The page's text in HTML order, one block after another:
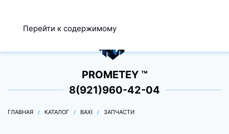
Перейти к содержимому
0
PROMETEY ™
8(921)960-42-04
ГЛАВНАЯ КАТАЛОГ BAXI ЗАПЧАСТИ